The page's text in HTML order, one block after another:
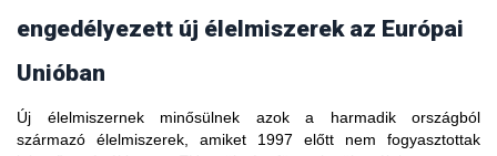
engedélyezett új élelmiszerek az Európai
Unióban
Új élelmiszernek minősülnek azok a harmadik országból
származó élelmiszerek, amiket 1997 előtt nem fogyasztottak
A kávélevélből készült forrázatot (tea) hagyományos italként
fogyasztják Etiópiában, Dél-Szudánban, Libériában,